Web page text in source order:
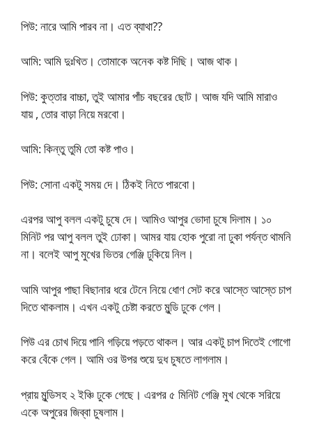
পিউ: নারে আমি পারব না। এত ব্যাথা??
আমি: আমি দুঃখিত। তোমাকে অনেক কষ্ট দিছি। আজ থাক।
পিউ: কুত্তার বাচ্চা, তুই আমার পাঁচ বছরের ছোট। আজ যদি আমি মারাও
যায় , তোর বাড়া নিয়ে মরবো।
আমি: কিন্তু তুমি তো কষ্ট পাও।
পিউ: সোনা একটু সময় দে। ঠিকই নিতে পারবো।
এরপর আপু বলল একটু চুষে দে। আমিও আপুর ভোদা চুষে দিলাম। ১০
মিনিট পর আপু বলল তুই ঢোকা। আমর যায় হোক পুরো না ঢুকা পর্যন্ত থামনি
না। বলেই আপু মুখের ভিতর গেঞ্জি ঢুকিয়ে নিল।
আমি আপুর পাছা বিছানার ধরে টেনে নিয়ে ধোণ সেট করে আস্তে আস্তে চাপ
দিতে থাকলাম। এখন একটু চেষ্টা করতে মুন্ডি ঢুকে গেল।
পিউ এর চোখ দিয়ে পানি গড়িয়ে পড়তে থাকল। আর একটু চাপ দিতেই গোগো
করে বেঁকে গেল। আমি ওর উপর শুয়ে দুধ চুষতে লাগলাম।
প্রায় মুন্ডিসহ ২ ইঞ্চি ঢুকে গেছে। এরপর ৫ মিনিট গেঞ্জি মুখ থেকে সরিয়ে
একে অপুরের জিব্বা চুষলাম।